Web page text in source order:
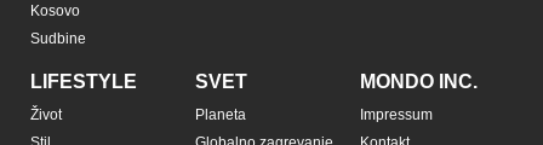
Kosovo
Sudbine
LIFESTYLE
Život
SVET
Planeta
MONDO INC.
Impressum